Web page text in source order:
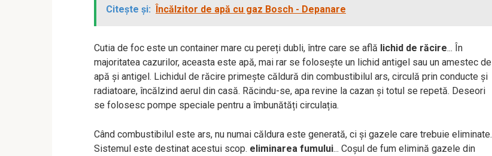
Citește și: Încălzitor de apă cu gaz Bosch - Depanare
Cutia de foc este un container mare cu pereți dubli, între care se află lichid de răcire... În
majoritatea cazurilor, aceasta este apă, mai rar se folosește un lichid antigel sau un amestec de
apă și antigel. Lichidul de răcire primește căldură din combustibilul ars, circulă prin conducte și
radiatoare, încălzind aerul din casă. Răcindu-se, apa revine la cazan și totul se repetă. Deseori
se folosesc pompe speciale pentru a îmbunătăți circulația.
Când combustibilul este ars, nu numai căldura este generată, ci și gazele care trebuie eliminate.
Sistemul este destinat acestui scop. eliminarea fumului... Coșul de fum elimină gazele din